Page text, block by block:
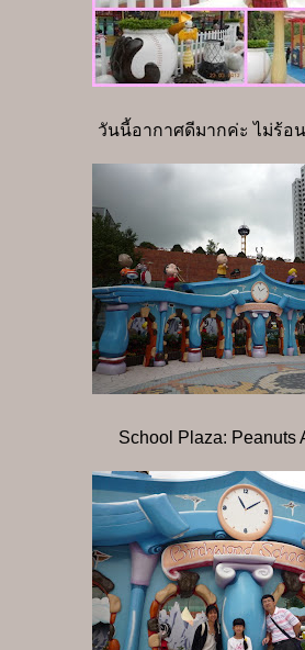
วันนี้อากาศดีมากค่ะ ไม่ร้อ
School Plaza: Peanuts